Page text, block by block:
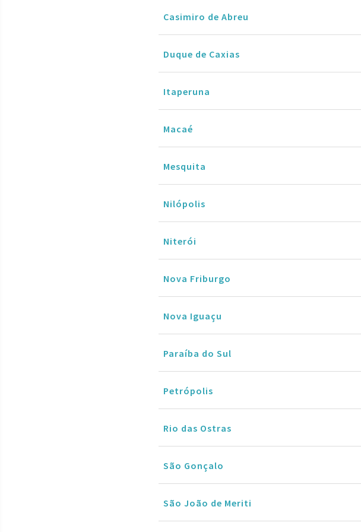
Casimiro de Abreu
Duque de Caxias
Itaperuna
Macaé
Mesquita
Nilópolis
Niterói
Nova Friburgo
Nova Iguaçu
Paraíba do Sul
Petrópolis
Rio das Ostras
São Gonçalo
São João de Meriti